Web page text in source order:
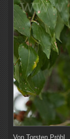
Von Torsten Pröhl